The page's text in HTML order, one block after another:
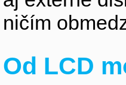
ničím
Od LCD